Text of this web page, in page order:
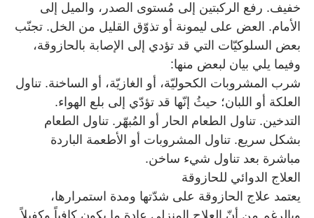
خفيف. رفع الركبتين إلى مُستوى الصدر، والميل إلى
الأمام. العض على ليمونة أو تذوّق القليل من الخل. تجنّب
بعض السلوكيّات التي قد تؤدي إلى الإصابة بالحازوقة،
وفيما يلي بيان لبعض منها:
شرب المشروبات الكحوليّة، أو الغازيّة، أو الساخنة. تناول
العلكة أو اللبان؛ حيثُ إنّها قد تؤدّي إلى بلع الهواء.
التدخين. تناول الطعام الحار أو المُبهّر. تناول الطعام
بشكل سريع. تناول المشروبات أو الأطعمة الباردة
مباشرة بعد تناول شيء ساخن.
العلاج الدوائي للحازوقة
يعتمد علاج الحازوقة على شدّتها ومدة استمرارها،
وبالرغم من أنّ العلاج المنزلي عادة ما يكون كافياً وكفيلاً